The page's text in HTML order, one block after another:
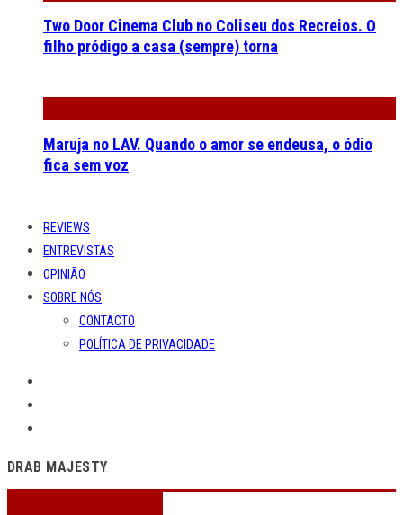
Two Door Cinema Club no Coliseu dos Recreios. O
filho pródigo a casa (sempre) torna
Maruja no LAV. Quando o amor se endeusa, o ódio
fica sem voz
REVIEWS
ENTREVISTAS
OPINIÃO
SOBRE NÓS
CONTACTO
POLÍTICA DE PRIVACIDADE
DRAB MAJESTY